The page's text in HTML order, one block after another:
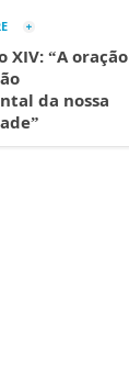
XIV: “A oração
da nossa